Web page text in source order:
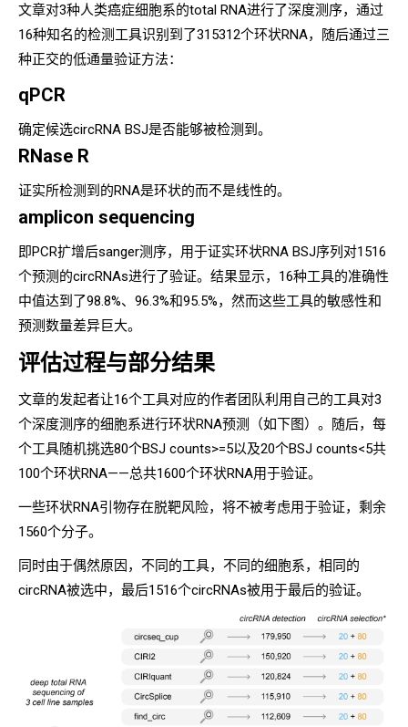
文章对3种人类癌症细胞系的total RNA进行了深度测序，通过
16种知名的检测工具识别到了315312个环状RNA，随后通过三
种正交的低通量验证方法：
qPCR
确定候选circRNA BSJ是否能够被检测到。
RNase R
证实所检测到的RNA是环状的而不是线性的。
amplicon sequencing
即PCR扩增后sanger测序，用于证实环状RNA BSJ序列 对1516
个预测的circRNAs进行了验证。结果显示，16种工具的准确性
中值达到了98.8%、96.3%和95.5%，然而这些工具的敏感性和
预测数量差异巨大。
评估过程与部分结果
文章的发起者让16个工具对应的作者团队利用自己的工具对3
个深度测序的细胞系进行环状RNA预测（如下图）。
随后，每
个工具随机挑选80个BSJ counts>=5以及20个BSJ counts<5共
100个环状RNA——总共1600个环状RNA用于验证。
一些环状RNA引物存在脱靶风险，将不被考虑用于验证，剩余
1560个分子。
同时由于偶然原因，不同的工具，不同的细胞系，相同的
circRNA被选中，最后1516个circRNAs被用于最后的验证。